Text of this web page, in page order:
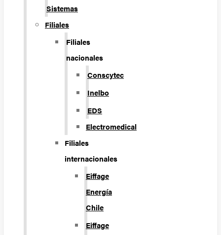
Sistemas
Filiales
Filiales
nacionales
Conscytec
Inelbo
EDS
Electromedical
Filiales
internacionales
Eiffage
Energía
Chile
Eiffage